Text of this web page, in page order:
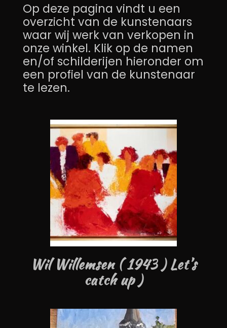
Op deze pagina vindt u een
overzicht van de kunstenaars
waar wij werk van verkopen in
onze winkel. Klik op de namen
en/of schilderijen hieronder om
een profiel van de kunstenaar
te lezen.
Wil Willemsen ( 1943 ) Let’s
catch up )